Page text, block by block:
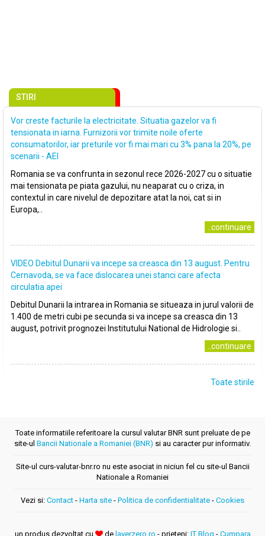
STIRI
Vor creste facturile la electricitate. Situatia gazelor va fi
tensionata in iarna. Furnizorii vor trimite noile oferte
consumatorilor, iar preturile vor fi mai mari cu 3% pana la 20%, pe
scenarii - AEI
Romania se va confrunta in sezonul rece 2026-2027 cu o situatie
mai tensionata pe piata gazului, nu neaparat cu o criza, in
contextul in care nivelul de depozitare atat la noi, cat si in
Europa,..
..continuare
VIDEO Debitul Dunarii va incepe sa creasca din 13 august. Pentru
Cernavoda, se va face dislocarea unei stanci care afecta
circulatia apei
Debitul Dunarii la intrarea in Romania se situeaza in jurul valorii de
1.400 de metri cubi pe secunda si va incepe sa creasca din 13
august, potrivit prognozei Institutului National de Hidrologie si..
..continuare
Toate stirile
Toate informatiile referitoare la cursul valutar BNR sunt preluate de pe
site-ul Bancii Nationale a Romaniei (BNR) si au caracter pur informativ.
Site-ul curs-valutar-bnr.ro nu este asociat in niciun fel cu site-ul Bancii
Nationale a Romaniei
Vezi si: Contact - Harta site - Politica de confidentialitate - Cookies
un produs dezvoltat cu de layerzero.ro - prieteni: IT Blog - Cumpara